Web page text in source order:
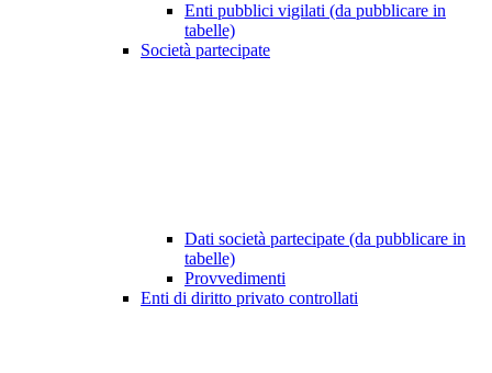
Enti pubblici vigilati (da pubblicare in
tabelle)
Società partecipate
Dati società partecipate (da pubblicare in
tabelle)
Provvedimenti
Enti di diritto privato controllati